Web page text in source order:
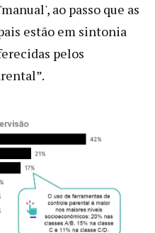
ao passo que as
estão em sintonia
pelos